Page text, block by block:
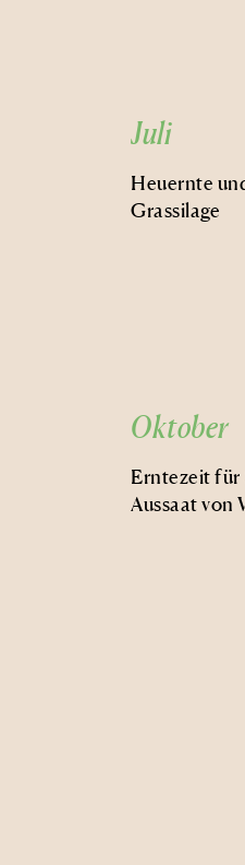
Juli
Heuernte
Grassilage
Oktober
Erntezeit für
Aussaat von